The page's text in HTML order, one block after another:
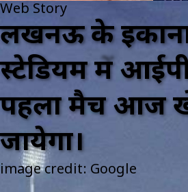
Web Story
लखनऊ के इकाना
स्टेडियम में
पहला मैच आज
जायेगा।
image credit: Google